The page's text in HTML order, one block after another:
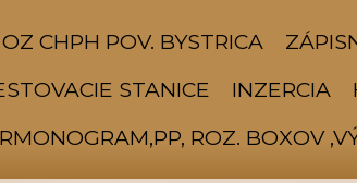
OZ CHPH POV. BYSTRICA
STANICE INZERCIA
ROZ. BOXOV